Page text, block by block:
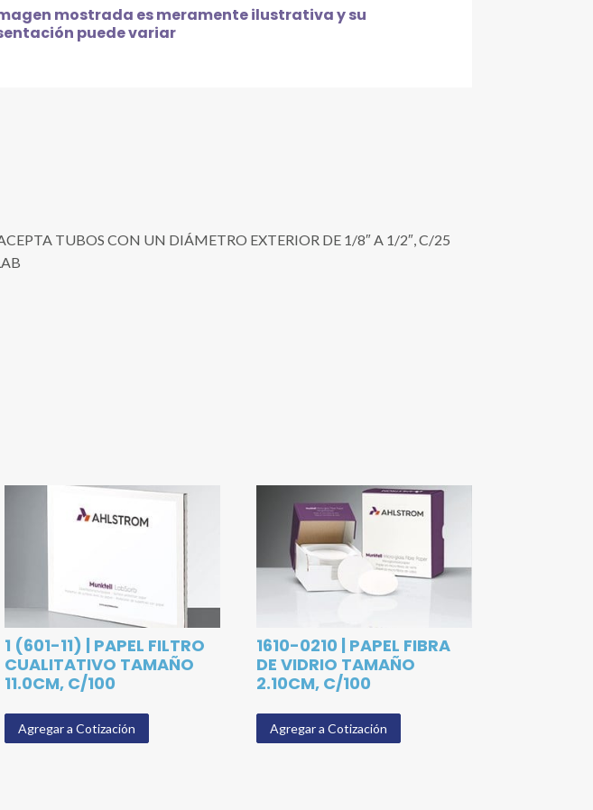
mostrada es meramente ilustrativa y su
puede variar
TUBOS CON UN DIÁMETRO EXTERIOR DE 1/8″ A 1/2″, C/25
1 (601-11) | PAPEL FILTRO
CUALITATIVO TAMAÑO
11.0CM, C/100
Agregar a Cotización
1610-0210 | PAPEL FIBRA
DE VIDRIO TAMAÑO
2.10CM, C/100
Agregar a Cotización